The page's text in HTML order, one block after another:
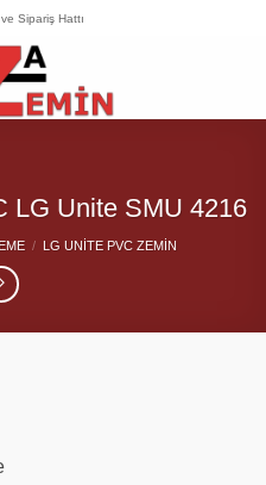
Sipariş Hattı
LG Unite SMU 4216
/ LG UNITE PVC ZEMIN